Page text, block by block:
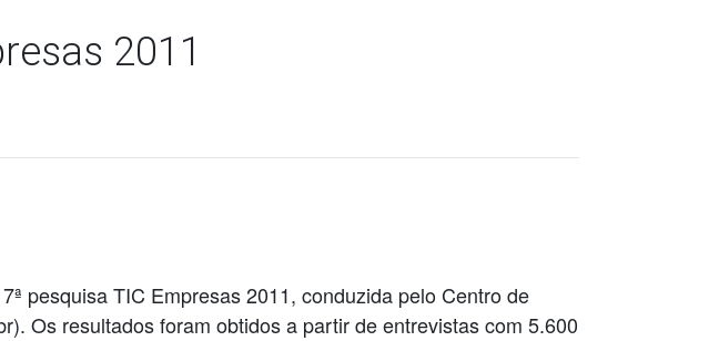
2011
pesquisa TIC Empresas 2011, conduzida pelo Centro de
Os resultados foram obtidos a partir de entrevistas com 5.600